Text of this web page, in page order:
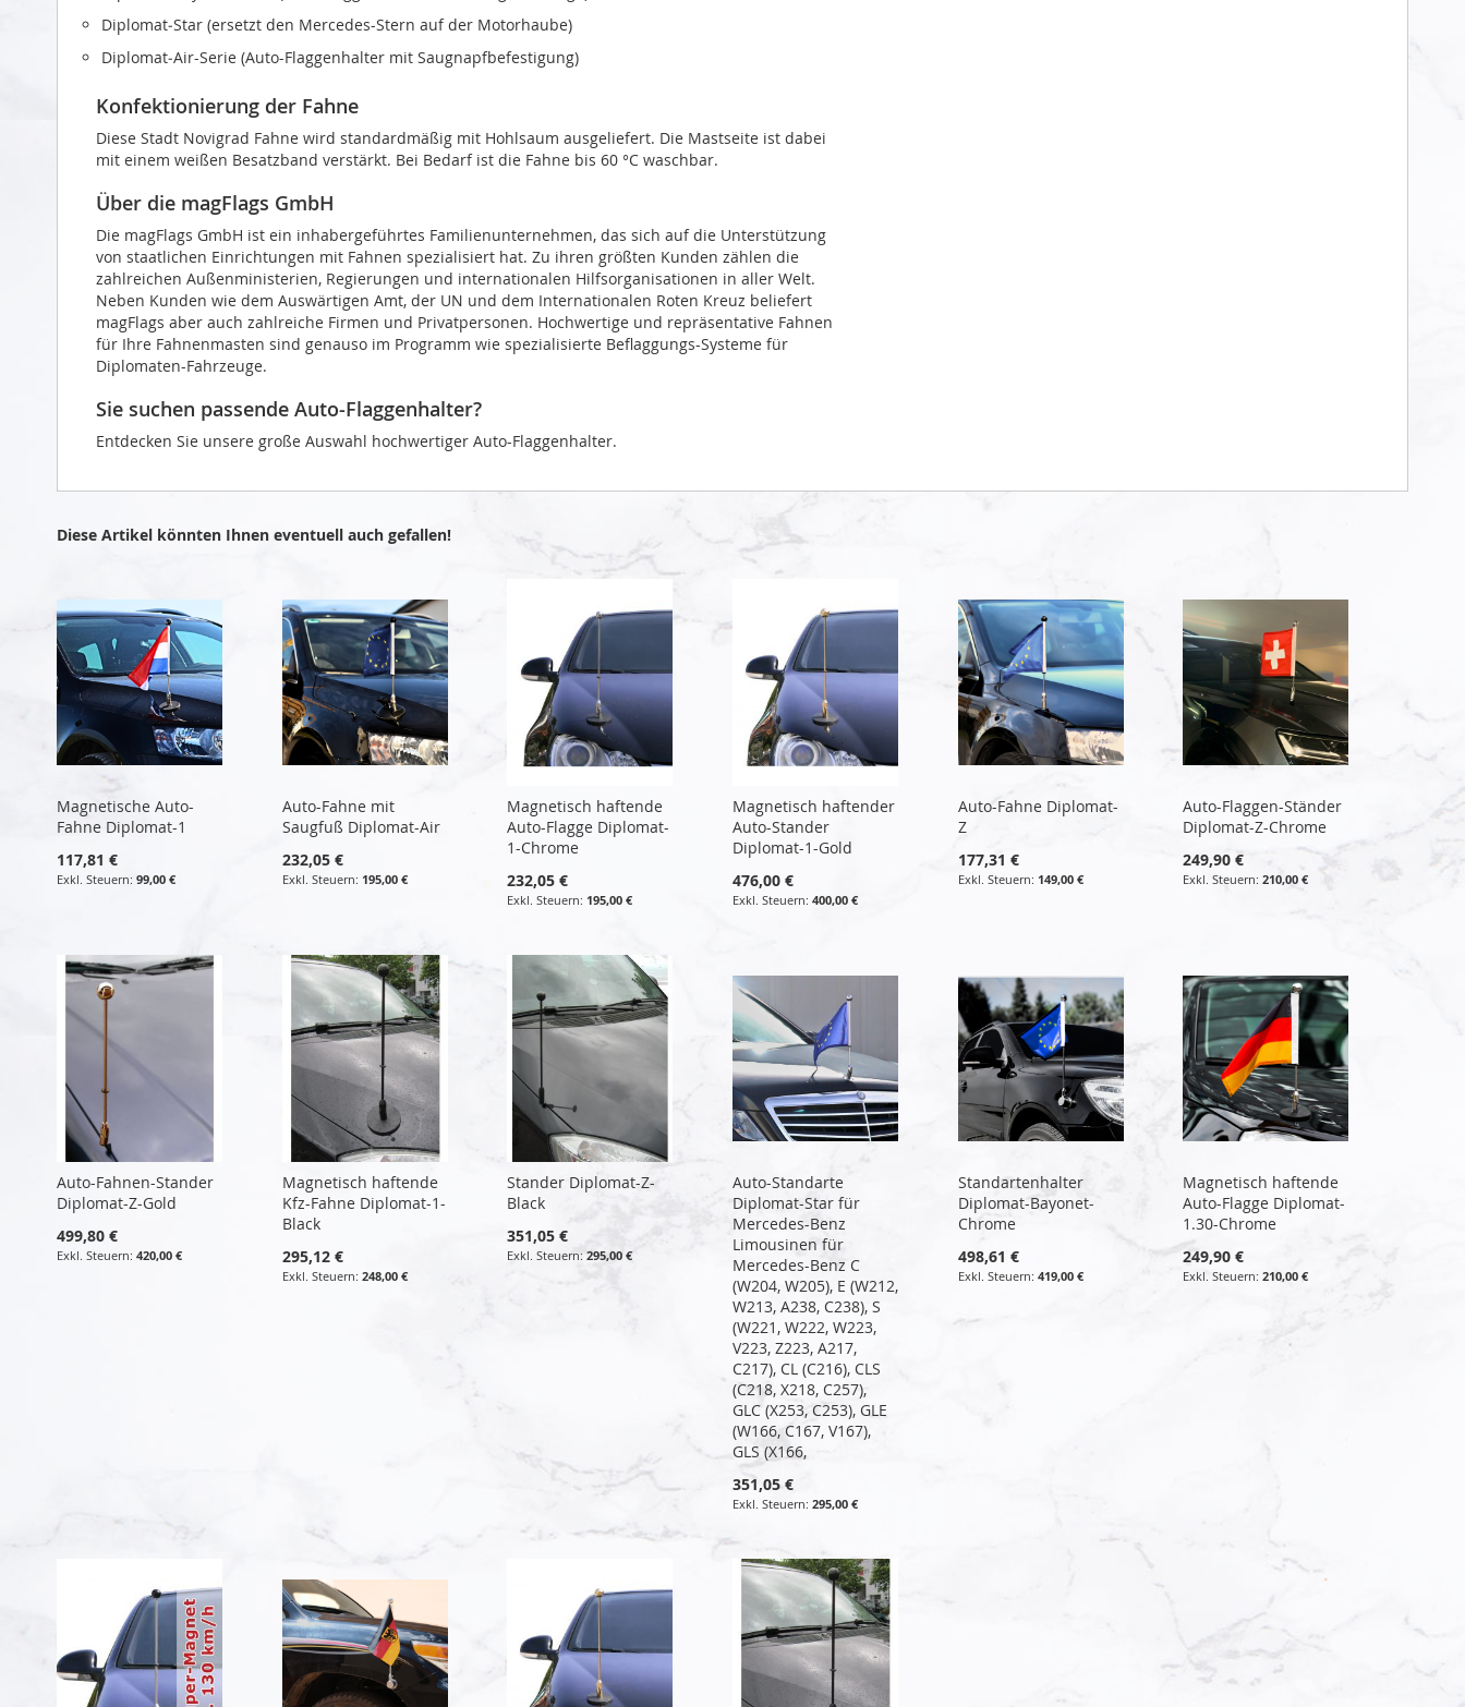
Diplomat‑Star (ersetzt den Mercedes-Stern auf der Motorhaube)
Diplomat‑Air-Serie (Auto-Flaggenhalter mit Saugnapfbefestigung)
Konfektionierung der Fahne
Diese Stadt Novigrad Fahne wird standardmäßig mit Hohlsaum ausgeliefert. Die Mastseite ist dabei
mit einem weißen Besatzband verstärkt. Bei Bedarf ist die Fahne bis 60 °C waschbar.
Über die magFlags GmbH
Die magFlags GmbH ist ein inhabergeführtes Familienunternehmen, das sich auf die Unterstützung
von staatlichen Einrichtungen mit Fahnen spezialisiert hat. Zu ihren größten Kunden zählen die
zahlreichen Außenministerien, Regierungen und internationalen Hilfsorganisationen in aller Welt.
Neben Kunden wie dem Auswärtigen Amt, der UN und dem Internationalen Roten Kreuz beliefert
magFlags aber auch zahlreiche Firmen und Privatpersonen. Hochwertige und repräsentative Fahnen
für Ihre Fahnenmasten sind genauso im Programm wie spezialisierte Beflaggungs-Systeme für
Diplomaten-Fahrzeuge.
Sie suchen passende Auto-Flaggenhalter?
Entdecken Sie unsere große Auswahl hochwertiger Auto-Flaggenhalter.
Diese Artikel könnten Ihnen eventuell auch gefallen!
Magnetische Auto-
Fahne Diplomat-1
117,81 €
99,00 €
Auto-Fahne mit
Saugfuß Diplomat-Air
232,05 €
195,00 €
Magnetisch haftende
Auto-Flagge Diplomat-
1-Chrome
232,05 €
195,00 €
Magnetisch haftender
Auto-Stander
Diplomat-1-Gold
476,00 €
400,00 €
Auto-Fahne Diplomat-
Z
177,31 €
149,00 €
Auto-Flaggen-Ständer
Diplomat-Z-Chrome
249,90 €
210,00 €
Auto-Fahnen-Stander
Diplomat-Z-Gold
499,80 €
420,00 €
Magnetisch haftende
Kfz-Fahne Diplomat-1-
Black
295,12 €
248,00 €
Stander Diplomat-Z-
Black
351,05 €
295,00 €
Auto-Standarte
Diplomat-Star für
Mercedes-Benz
Limousinen für
Mercedes-Benz C
(W204, W205), E (W212,
W213, A238, C238), S
(W221, W222, W223,
V223, Z223, A217,
C217), CL (C216), CLS
(C218, X218, C257),
GLC (X253, C253), GLE
(W166, C167, V167),
GLS (X166,
351,05 €
295,00 €
Standartenhalter
Diplomat-Bayonet-
Chrome
498,61 €
419,00 €
Magnetisch haftende
Auto-Flagge Diplomat-
1.30-Chrome
249,90 €
210,00 €